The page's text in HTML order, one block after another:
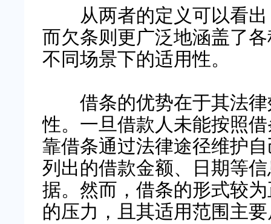
从两者的定义可以看出
而欠条则更广泛地涵盖了
不同场景下的适用性。
借条的优势在于其法律
性。一旦借款人未能按照
靠借条通过法律途径维护
列出的借款金额、日期等
据。然而，借条的形式较
的压力，且其适用范围主